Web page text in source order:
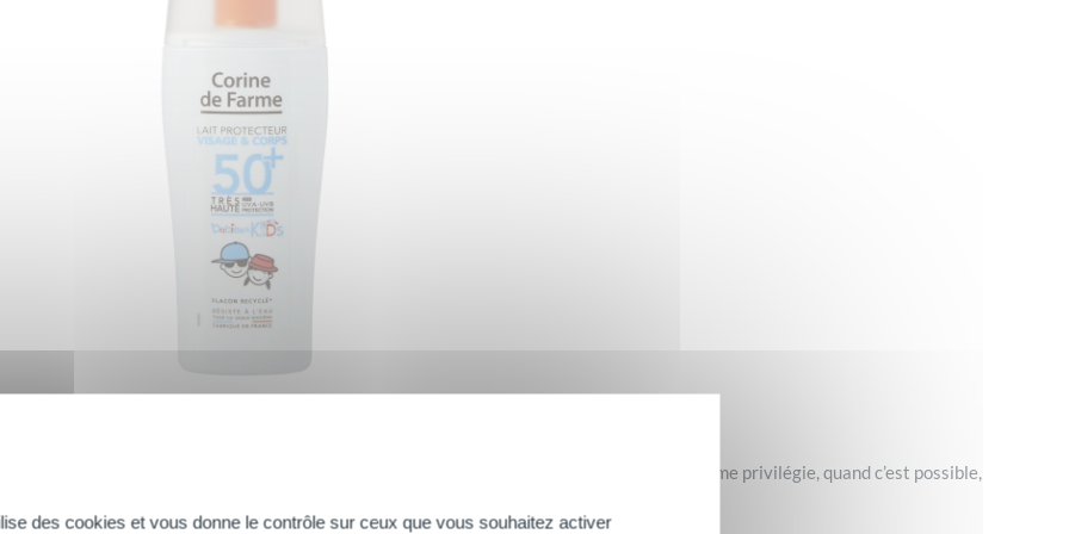
solaires pour les parents comme pour les enfants exige une rigueur absolue, Corine de Farme privilégie, quand c’est possible,
sous contrôle pharmaceutique et dermatologique. C’est par exemple le cas de la
des cookies et vous donne le contrôle sur ceux que vous souhaitez activer